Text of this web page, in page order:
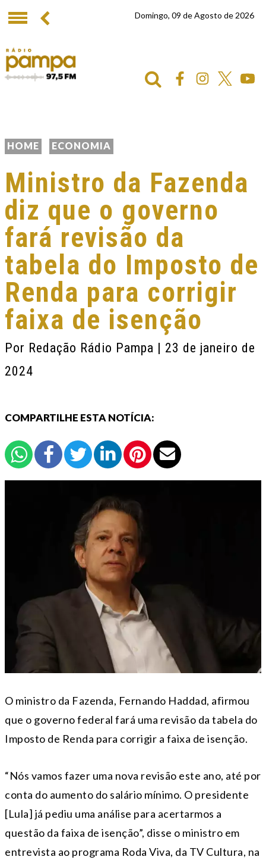
Domingo, 09 de Agosto de 2026
HOME ECONOMIA
Ministro da Fazenda
diz que o governo
fará revisão da
tabela do Imposto de
Renda para corrigir
faixa de isenção
Por Redação Rádio Pampa | 23 de janeiro de
2024
COMPARTILHE ESTA NOTÍCIA:
O ministro da Fazenda, Fernando Haddad, afirmou
que o governo federal fará uma revisão da tabela do
Imposto de Renda para corrigir a faixa de isenção.
“Nós vamos fazer uma nova revisão este ano, até por
conta do aumento do salário mínimo. O presidente
[Lula] já pediu uma análise para acertarmos a
questão da faixa de isenção”, disse o ministro em
entrevista ao programa Roda Viva, da TV Cultura, na